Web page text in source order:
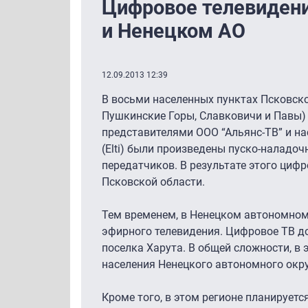
Цифровое
и Ненецком АО
12.09.2013 12:39
В восьми населенных пунктах
Пушкинские Горы, Славковичи и Павы)
представителями ООО “Альянс-ТВ” и
(Elti) были произведены пуско-
передатчиков. В результате этого
Псковской области.
Тем временем, в Ненецком
эфирного телевидения. Цифровое ТВ
поселка Харута. В общей сложности, в
населения Ненецкого автономного
Кроме того, в этом регионе